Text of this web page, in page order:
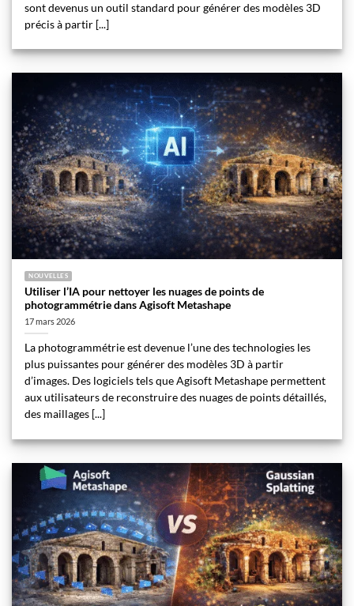
sont devenus un outil standard pour générer des modèles 3D
précis à partir [...]
NOUVELLES
Utiliser l’IA pour nettoyer les nuages de points de
photogrammétrie dans Agisoft Metashape
17 mars 2026
La photogrammétrie est devenue l’une des technologies les
plus puissantes pour générer des modèles 3D à partir
d’images. Des logiciels tels que Agisoft Metashape permettent
aux utilisateurs de reconstruire des nuages de points détaillés,
des maillages [...]